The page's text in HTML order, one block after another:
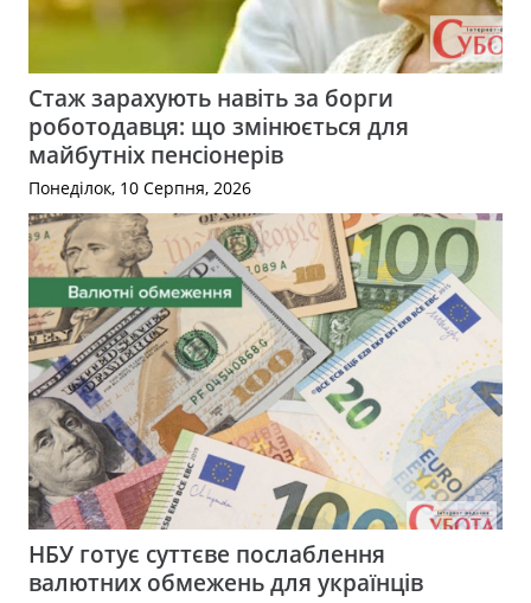
Стаж зарахують навіть за борги
роботодавця: що змінюється для
майбутніх пенсіонерів
Понеділок, 10 Серпня, 2026
НБУ готує суттєве послаблення
валютних обмежень для українців